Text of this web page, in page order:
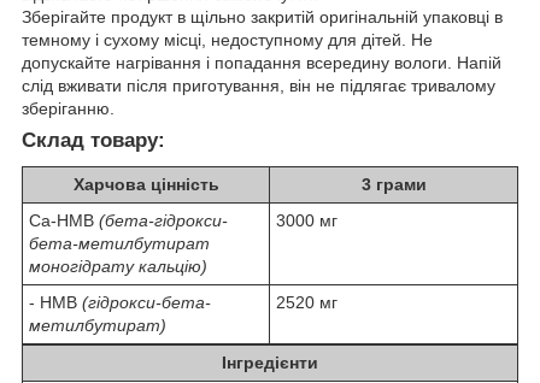
Зберігайте продукт в щільно закритій оригінальній упаковці в
темному і сухому місці, недоступному для дітей. Не
допускайте нагрівання і попадання всередину вологи. Напій
слід вживати після приготування, він не підлягає тривалому
зберіганню.
Склад товару:
Харчова цінність
3 грами
Ca-HMB (бета-гідрокси-
бета-метилбутират
моногідрату кальцію)
3000 мг
- HMB (гідрокси-бета-
метилбутират)
2520 мг
Інгредієнти